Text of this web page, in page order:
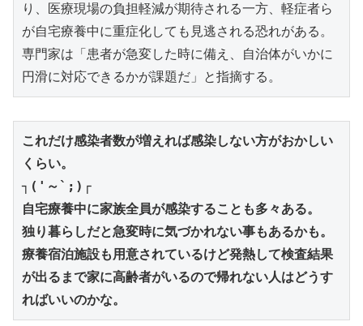
り、医療現場の負担軽減が期待される一方、軽症者ら
が自宅療養中に重症化しても見逃される恐れがある。
専門家は「患者が急変した時に備え、自治体がいかに
円滑に対応できるかが課題だ」と指摘する。
これだけ感染者数が増えれば感染しない方がおかしい
くらい。
┐(​'～`;)┌
自宅療養中に家族全員が感染することも多々ある。
独り暮らしだと急変時に気づかれない事もあるかも。
療養宿泊施設も用意されているけど発熱して検査結果
が出るまで家に高齢者がいるので帰れない人はどうす
ればいいのかな。